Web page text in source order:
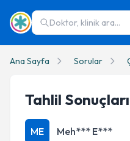
Doktor, klinik ara...
Ana Sayfa Sorular
Tahlil Sonuçları
ME Meh*** E***